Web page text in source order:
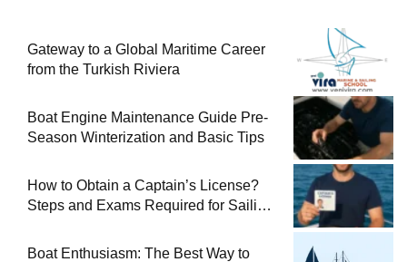
Gateway to a Global Maritime Career
from the Turkish Riviera
Boat Engine Maintenance Guide Pre-
Season Winterization and Basic Tips
How to Obtain a Captain’s License?
Steps and Exams Required for Sailing
Boat Enthusiasm: The Best Way to